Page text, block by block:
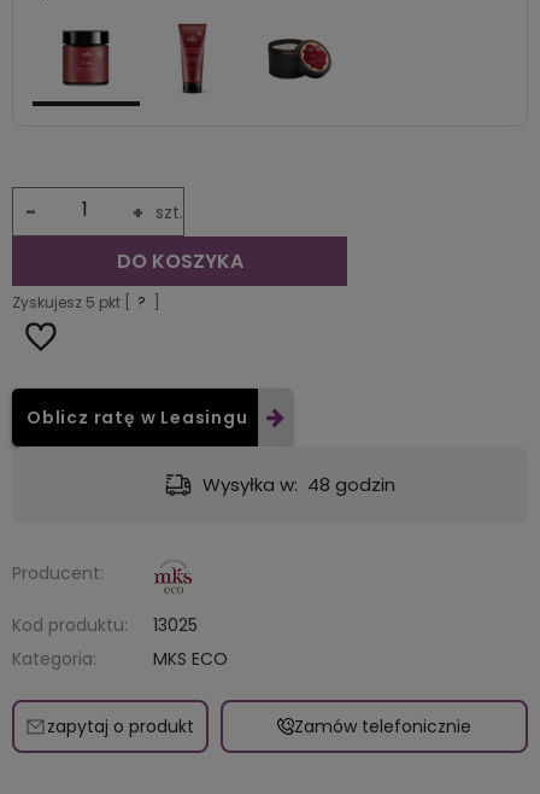
+
- szt.
DO KOSZYKA
Zyskujesz 5 pkt [ ?
Oblicz ratę w Leasingu
od 9,49 zł- GLS - dostawa do automatu Orlen lub Żabka
Producent:
Kod produktu:
13025
Kategoria:
MKS ECO
zapytaj o produkt Zamów telefonicznie